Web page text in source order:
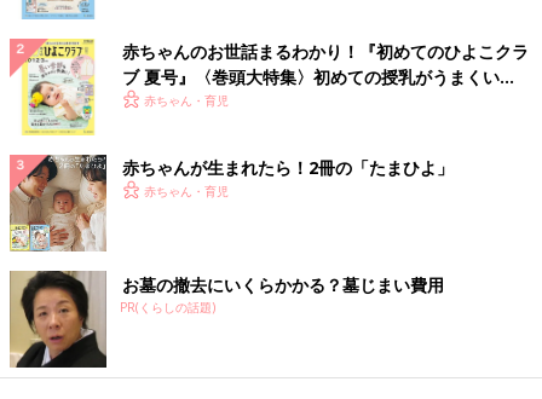
赤ちゃんのお世話まるわかり！『初めてのひよこクラ
ブ 夏号』〈巻頭大特集〉初めての授乳がうまくい
く！ おっぱい・ミルクの基本と夏のトラブル 解決テ
赤ちゃん・育児
赤ちゃんが生まれたら！2冊の「たまひよ」
赤ちゃん・育児
お墓の撤去にいくらかかる？墓じまい費用
PR(くらしの話題)